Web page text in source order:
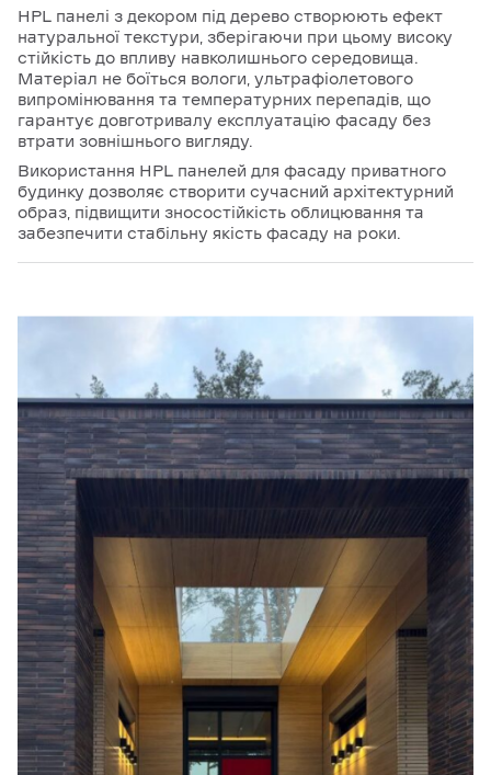
HPL панелі з декором під дерево створюють ефект
натуральної текстури, зберігаючи при цьому високу
стійкість до впливу навколишнього середовища.
Матеріал не боїться вологи, ультрафіолетового
випромінювання та температурних перепадів, що
гарантує довготривалу експлуатацію фасаду без
втрати зовнішнього вигляду.
Використання HPL панелей для фасаду приватного
будинку дозволяє створити сучасний архітектурний
образ, підвищити зносостійкість облицювання та
забезпечити стабільну якість фасаду на роки.